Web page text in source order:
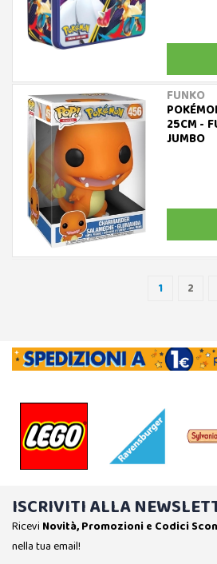
FUNKO
25CM -
JUMBO
1 2
ISCRIVITI ALLA
Ricevi Novità, Promozioni e Codici
nella tua email!